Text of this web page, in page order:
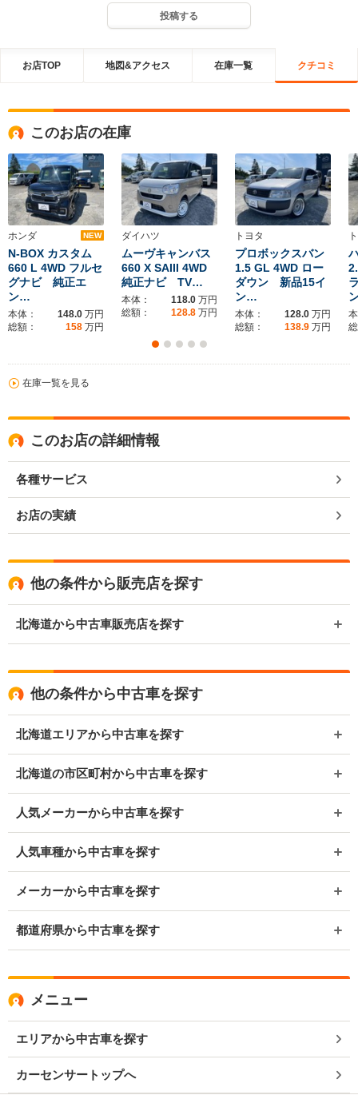
投稿する
お店TOP 地図&アクセス 在庫一覧 クチコミ
このお店の在庫
ホンダ NEW
N-BOX カスタム
660 L 4WD フルセ
グナビ 純正エ
ン…
本体： 148.0 万円
総額：
158 万円
ダイハツ
ムーヴキャンバス
660 X SAIII 4WD
純正ナビ TV…
本体： 118.0 万円
総額：
128.8 万円
トヨタ
プロボックスバン
1.5 GL 4WD ロー
ダウン 新品15イ
ン…
本体： 128.0 万円
総額：
138.9 万円
在庫一覧を見る
このお店の詳細情報
各種サービス
お店の実績
他の条件から販売店を探す
北海道から中古車販売店を探す
他の条件から中古車を探す
北海道エリアから中古車を探す
北海道の市区町村から中古車を探す
人気メーカーから中古車を探す
人気車種から中古車を探す
メーカーから中古車を探す
都道府県から中古車を探す
メニュー
エリアから中古車を探す
カーセンサートップへ